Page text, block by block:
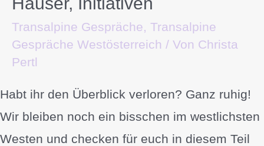
Transalpine Gespräche, Transalpine
Gespräche Westösterreich / Von Christa
Pertl
Habt ihr den Überblick verloren? Ganz ruhig!
Wir bleiben noch ein bisschen im westlichsten
Westen und checken für euch in diesem Teil